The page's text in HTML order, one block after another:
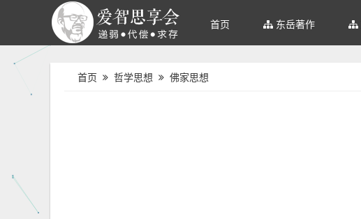
首页 东岳著作
首页 哲学思想 佛家思想